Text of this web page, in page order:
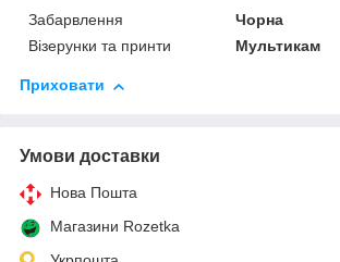
Забарвлення
Чорна
Візерунки та принти
Мультикам
Приховати
Умови доставки
Нова Пошта
Магазини Rozetka